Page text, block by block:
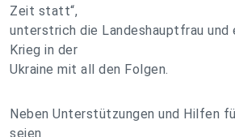
Zeit statt“,
unterstrich die Landeshauptfrau und
Krieg in der
Ukraine mit all den Folgen.
Neben Unterstützungen und Hilfen
seien